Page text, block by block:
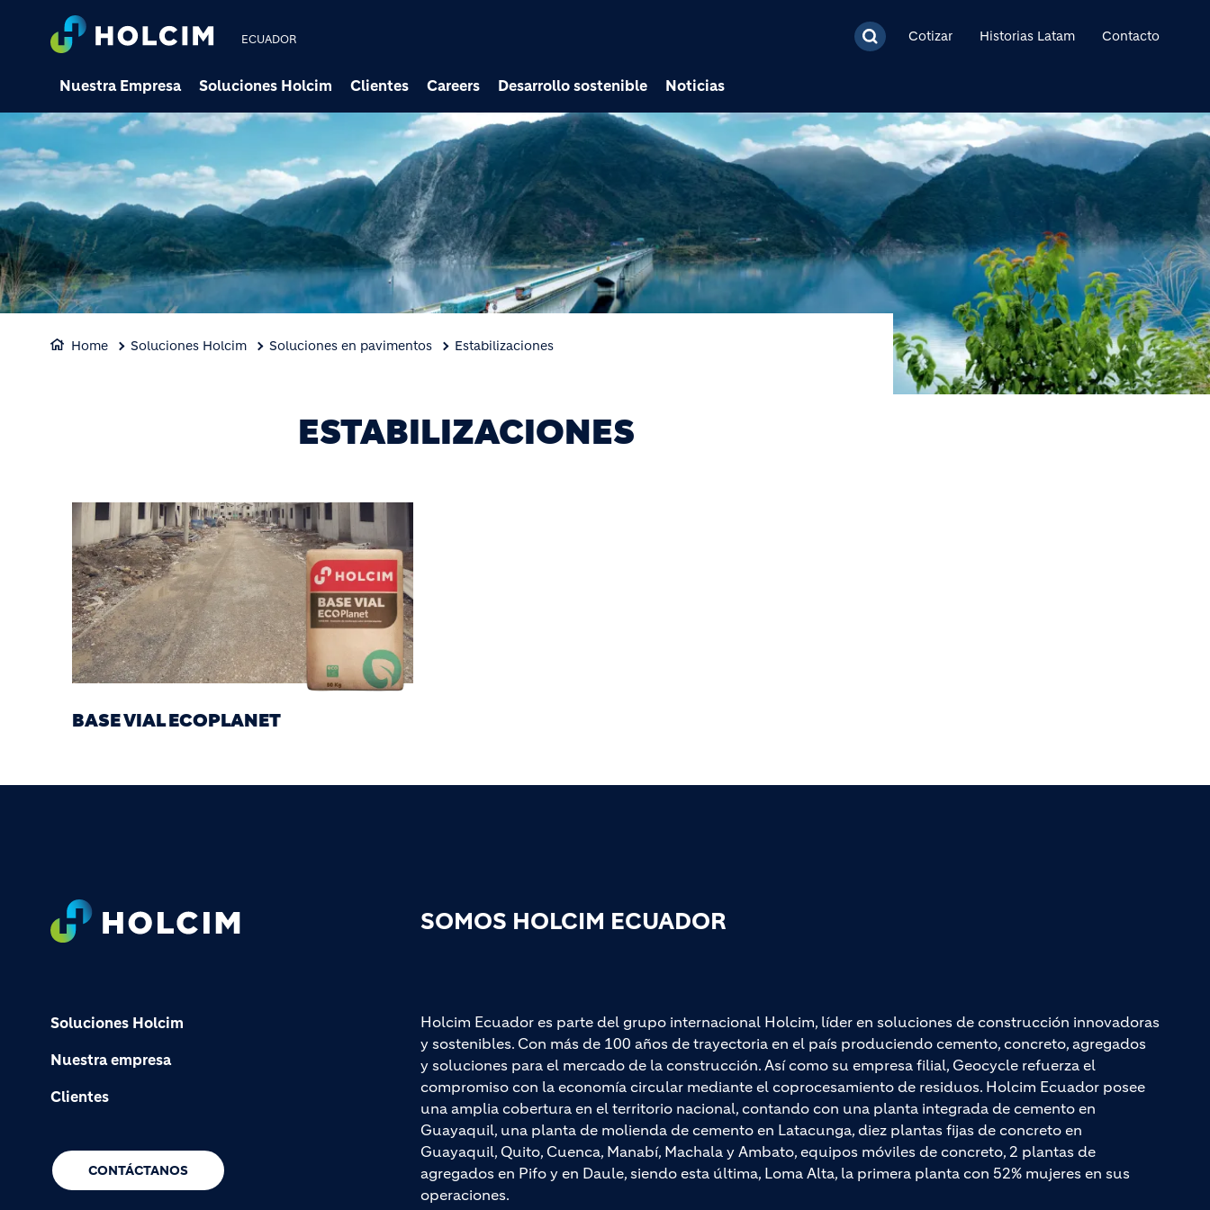
ECUADOR Cotizar Historias Latam Contacto
Nuestra Empresa Soluciones Holcim Clientes Careers Desarrollo sostenible Noticias
Home Soluciones Holcim Soluciones en pavimentos Estabilizaciones
ESTABILIZACIONES
BASE VIAL ECOPLANET
SOMOS HOLCIM ECUADOR
Soluciones Holcim
Nuestra empresa
Clientes
CONTÁCTANOS
Holcim Ecuador es parte del grupo internacional Holcim, líder en soluciones de construcción innovadoras
y sostenibles. Con más de 100 años de trayectoria en el país produciendo cemento, concreto, agregados
y soluciones para el mercado de la construcción. Así como su empresa filial, Geocycle refuerza el
compromiso con la economía circular mediante el coprocesamiento de residuos. Holcim Ecuador posee
una amplia cobertura en el territorio nacional, contando con una planta integrada de cemento en
Guayaquil, una planta de molienda de cemento en Latacunga, diez plantas fijas de concreto en
Guayaquil, Quito, Cuenca, Manabí, Machala y Ambato, equipos móviles de concreto, 2 plantas de
agregados en Pifo y en Daule, siendo esta última, Loma Alta, la primera planta con 52% mujeres en sus
operaciones.